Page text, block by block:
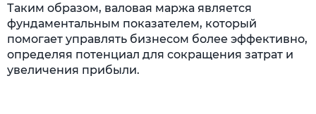
Таким образом, валовая маржа является
фундаментальным показателем, который
помогает управлять бизнесом более эффективно,
определяя потенциал для сокращения затрат и
увеличения прибыли.